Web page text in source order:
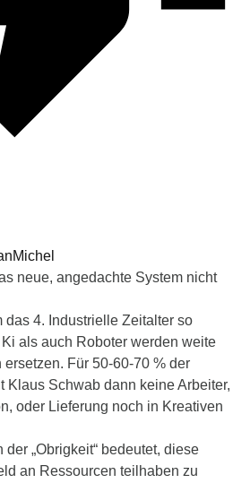
neue, angedachte System nicht
das 4. Industrielle Zeitalter so
als auch Roboter werden weite
Für 50-60-70 % der
Klaus Schwab dann keine Arbeiter,
oder Lieferung noch in Kreativen
„Obrigkeit“ bedeutet, diese
an Ressourcen teilhaben zu